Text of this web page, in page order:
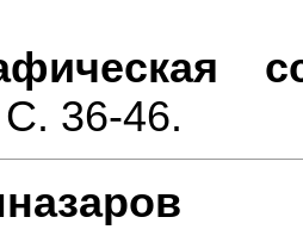
36-46.